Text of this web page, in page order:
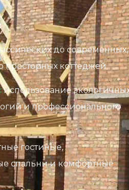
до современных,
коттеджей.
использование
и профессионального
гостиные,
спальни и комфортные